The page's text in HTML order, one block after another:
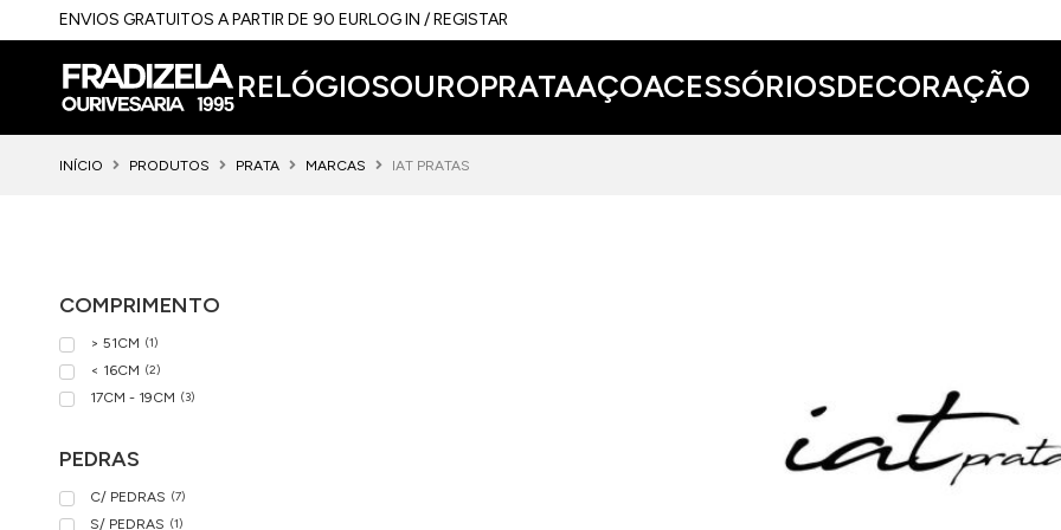
ENVIOS GRATUITOS A PARTIR DE 90 EURLOG IN / REGISTAR
RELÓGIOSOUROPRATAAÇOACESSÓRIOSDECORAÇÃO
INÍCIO PRODUTOS PRATA MARCAS IAT PRATAS
COMPRIMENTO
> 51CM (1)
< 16CM (2)
17CM - 19CM (3)
PEDRAS
C/ PEDRAS (7)
S/ PEDRAS (1)